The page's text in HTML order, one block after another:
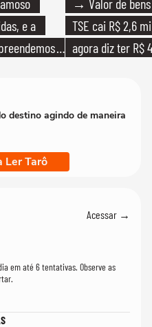
e a
→ Valor de
TSE cai R$ 2,6
agora diz ter R$
destino agindo de maneira
Ler Tarô
Acessar →
em até 6 tentativas. Observe as